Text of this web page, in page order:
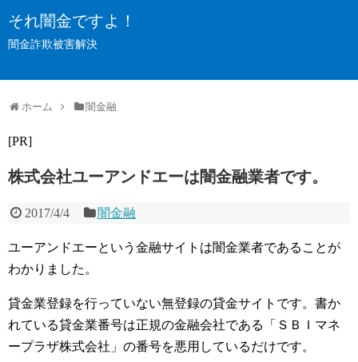
それ闇金ですよ！
闇金詐欺被害解決
ホーム 闇金融
[PR]
株式会社ユーアンドエーは闇金融業者です。
2017/4/4 闇金融
ユーアンドエーという金融サイトは闇金業者であることが
わかりました。
貸金業登録を行っていない無登録の貸金サイトです。書か
れている貸金業番号は正規の金融会社である「ＳＢＩマネ
ープラザ株式会社」の番号を悪用しているだけです。